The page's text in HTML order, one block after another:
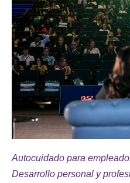
Autocuidado para
Desarrollo personal y